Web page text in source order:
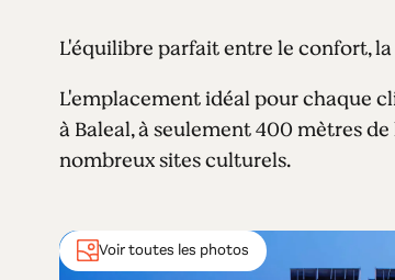
L'équilibre parfait entre le confort,
L'emplacement idéal pour chaque
à Baleal, à seulement 400 mètres
nombreux sites culturels.
Voir toutes les photos